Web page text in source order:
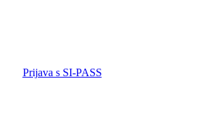
Prijava s SI-PASS